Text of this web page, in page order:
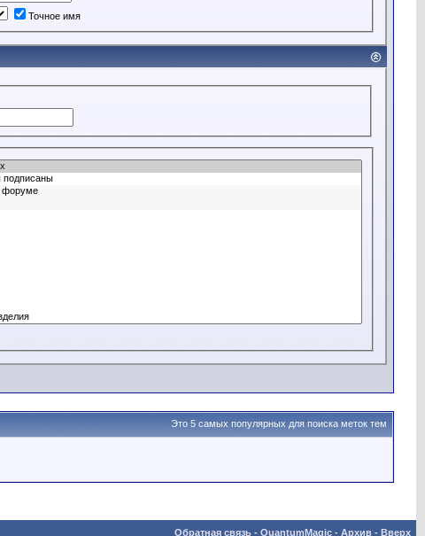
Точное имя
Это 5 самых популярных для поиска меток тем
Обратная связь - QuantumMagic - Архив - Вверх